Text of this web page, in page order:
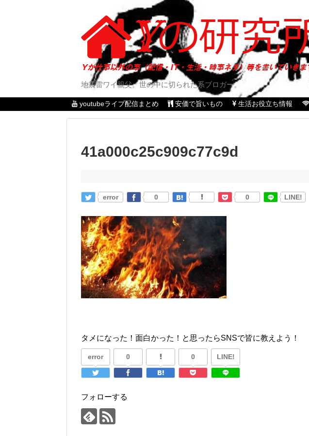
地震雷ワイ親父。世の中に切られた系ブロガー。
youtubeライブ配信まとめ 安価で旨いもの 生活お役立ち情報
41a000c25c909c77c9d
error 0 0 LINE!
タメになった！面白かった！と思ったらSNSで皆に教えよう！
error 0 0 LINE!
フォローする